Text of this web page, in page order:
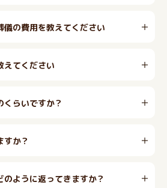
儀の費用を教えてください
えてください
くらいですか？
すか？
ように返ってきますか？